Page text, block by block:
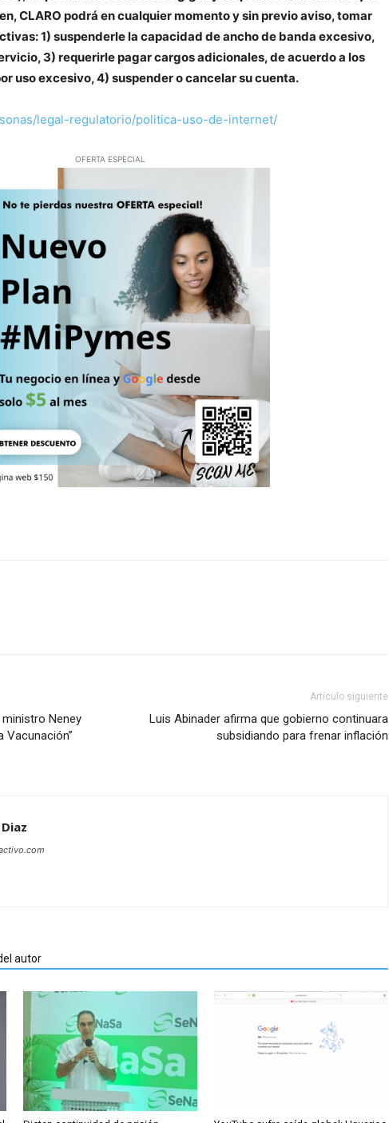
CLARO podrá en cualquier momento y sin previo aviso, tomar
1) suspenderle la capacidad de ancho de banda excesivo,
3) requerirle pagar cargos adicionales, de acuerdo a los
uso excesivo, 4) suspender o cancelar su cuenta.
legal-regulatorio/politica-uso-de-internet/
OFERTA ESPECIAL
ministro Neney
Vacunación”
Artículo siguiente
Luis Abinader afirma que gobierno continuara
subsidiando para frenar inflación
autor